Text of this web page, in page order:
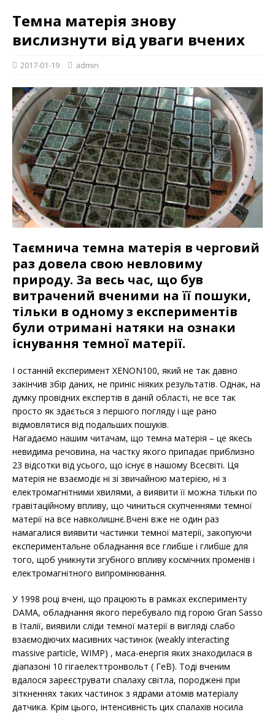
Темна матерія знову
вислизнути від уваги вчених
2017-01-19 admin
Таємнича темна матерія в черговий
раз довела свою невловиму
природу. За весь час, що був
витрачений вченими на її пошуки,
тільки в одному з експериментів
були отримані натяки на ознаки
існування темної матерії.
І останній експеримент XENON100, який не так давно
закінчив збір даних, не приніс ніяких результатів. Однак, на
думку провідних експертів в даній області, не все так
просто як здається з першого погляду і ще рано
відмовлятися від подальших пошуків.
Нагадаємо нашим читачам, що темна матерія – це якесь
невидима речовина, на частку якого припадає приблизно
23 відсотки від усього, що існує в нашому Всесвіті. Ця
матерія не взаємодіє ні зі звичайною матерією, ні з
електромагнітними хвилями, а виявити її можна тільки по
гравітаційному впливу, що чиниться скупченнями темної
матерії на все навколишнє.Вчені вже не один раз
намагалися виявити частинки темної матерії, закопуючи
експериментальне обладнання все глибше і глибше для
того, щоб уникнути згубного впливу космічних променів і
електромагнітного випромінювання.
У 1998 році вчені, що працюють в рамках експерименту
DAMA, обладнання якого перебувало під горою Gran Sasso
в Італії, виявили сліди темної матерії в вигляді слабо
взаємодіючих масивних частинок (weakly interacting
massive particle, WIMP) , маса-енергія яких знаходилася в
діапазоні 10 гігаелекттронвольт ( ГеВ). Тоді вченим
вдалося зареєструвати спалаху світла, породжені при
зіткненнях таких частинок з ядрами атомів матеріалу
датчика. Крім цього, інтенсивність цих спалахів носила